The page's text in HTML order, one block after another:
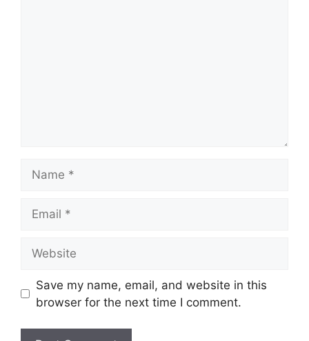
Save my name, email, and website in this
browser for the next time I comment.